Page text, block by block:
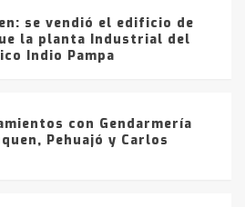
se vendió el edificio de
la planta Industrial del
Indio Pampa
con Gendarmería
Pehuajó y Carlos